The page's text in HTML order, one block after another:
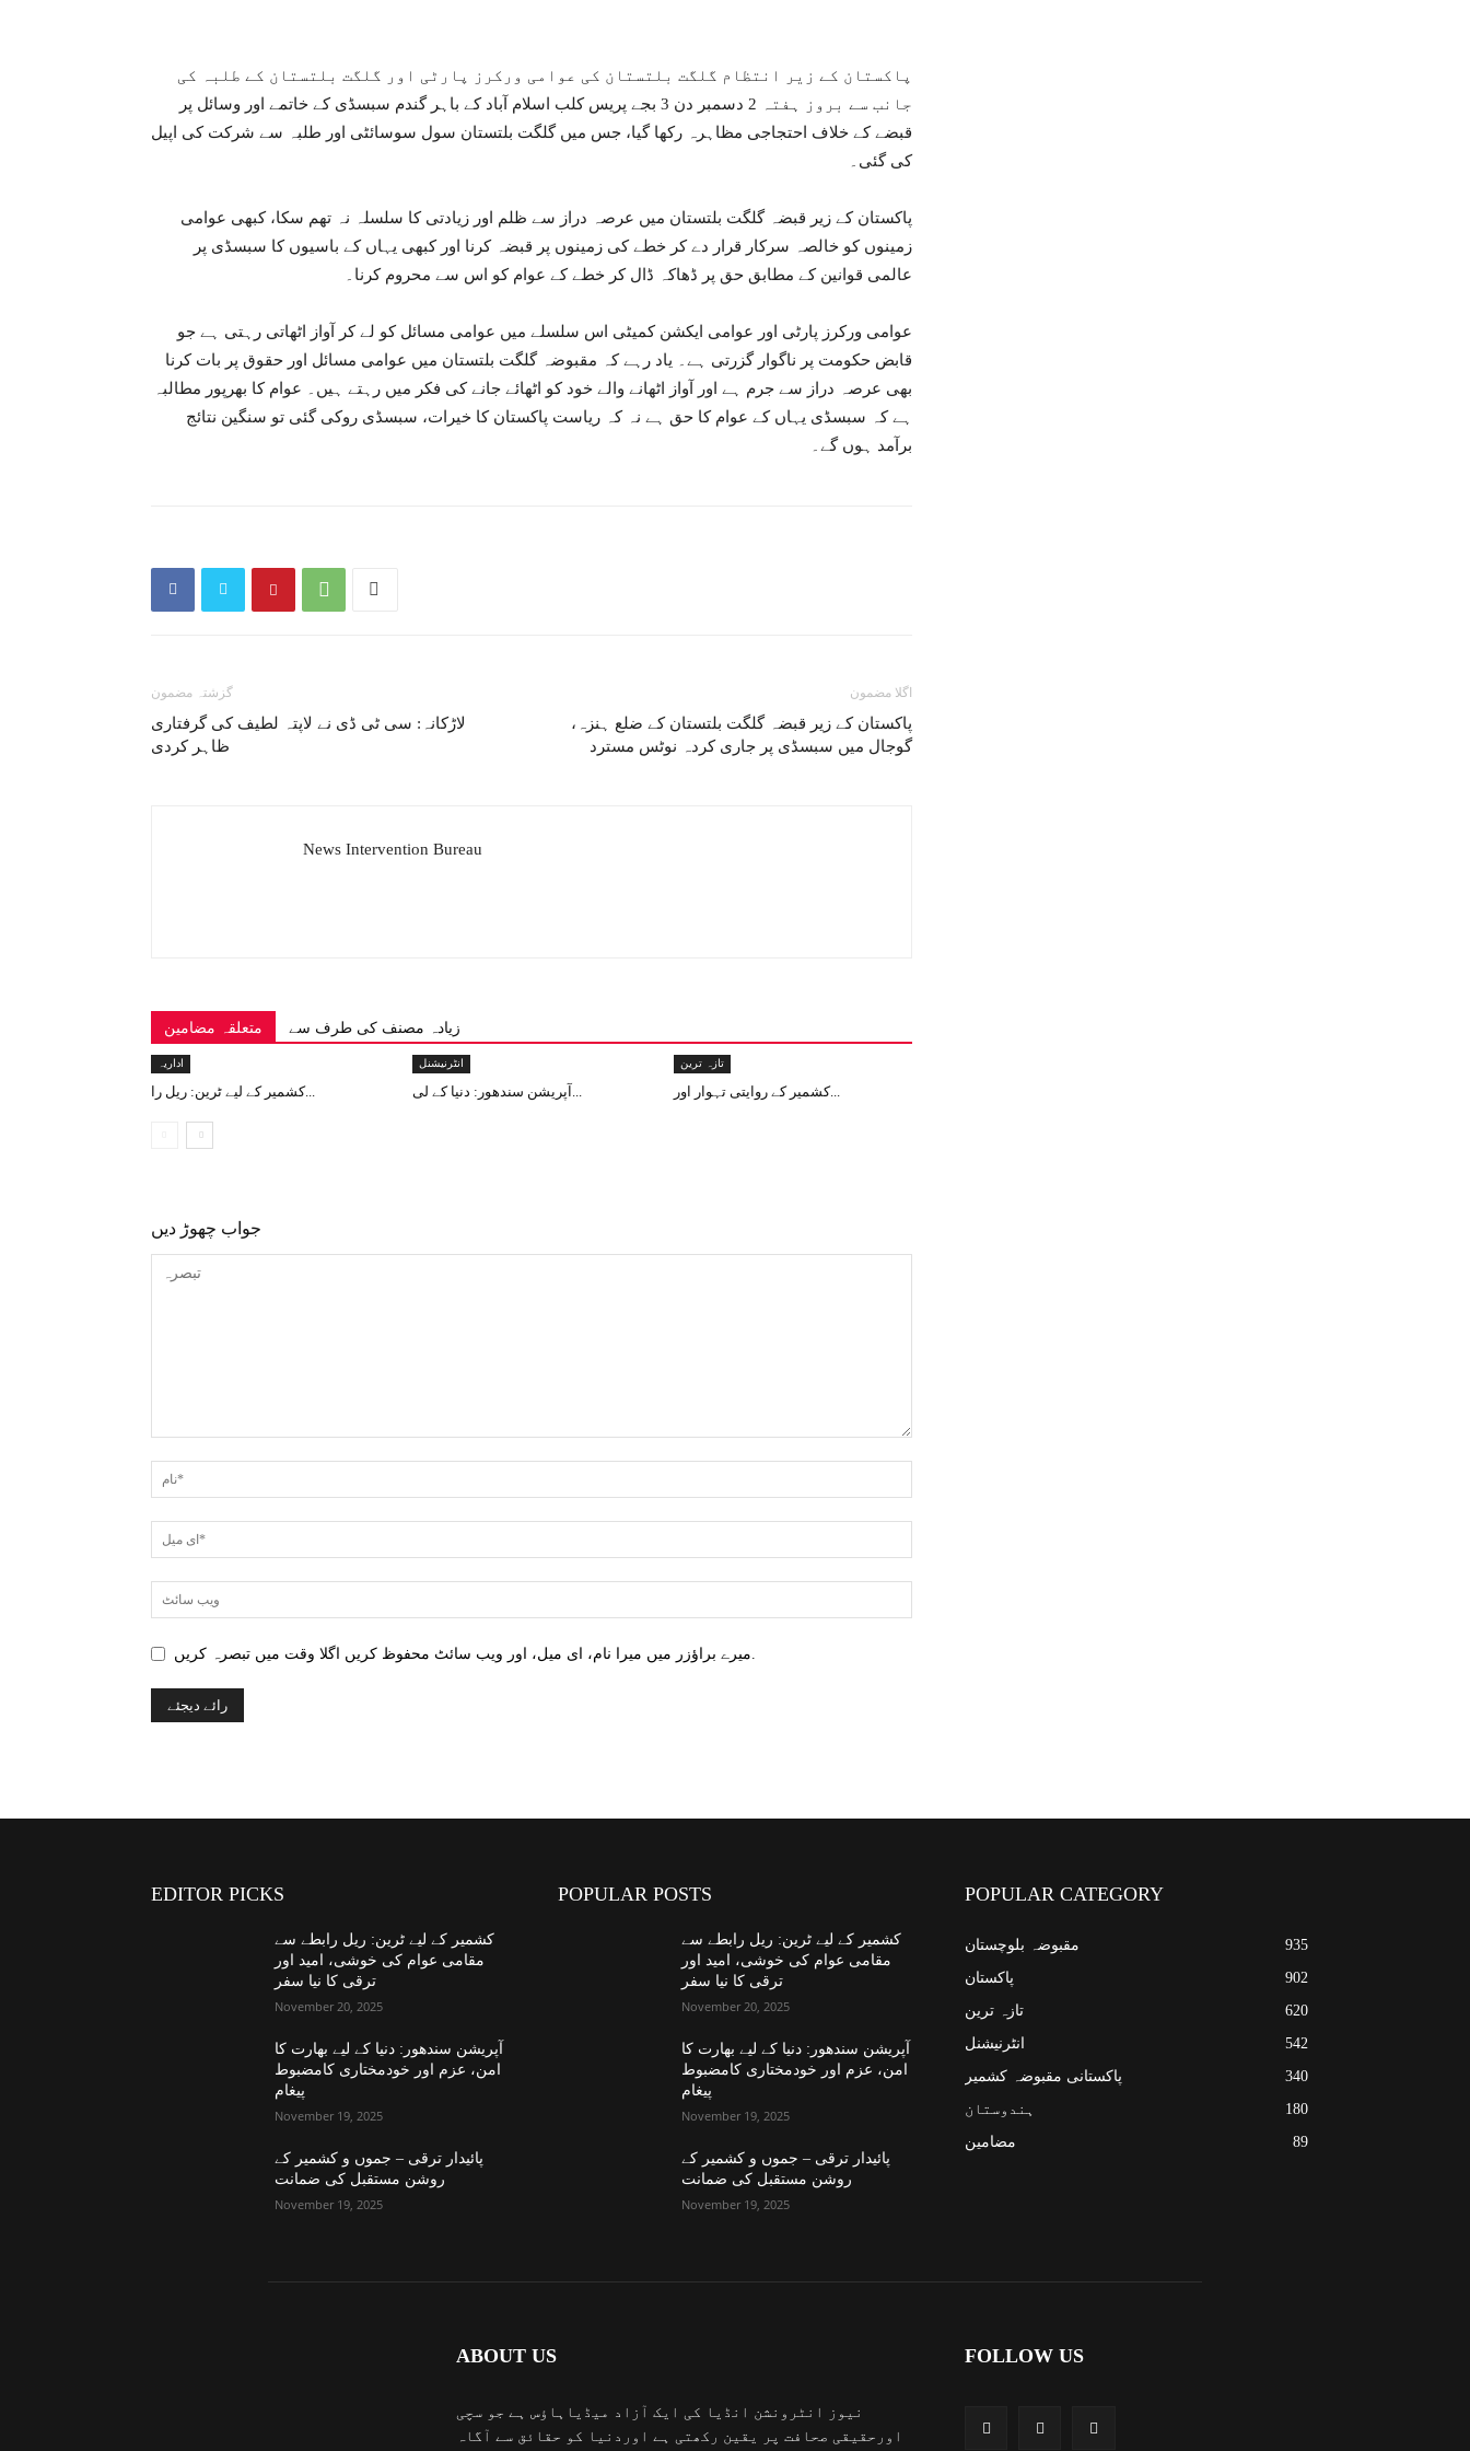
پاکستان کے زیر انتظام گلگت بلتستان کی عوامی ورکرز پارٹی اور گلگت بلتستان کے طلبہ کی
جانب سے بروز ہفتہ 2 دسمبر دن 3 بجے پریس کلب اسلام آباد کے باہر گندم سبسڈی کے خاتمے اور وسائل پر
قبضے کے خلاف احتجاجی مظاہرہ رکھا گیا، جس میں گلگت بلتستان سول سوسائٹی اور طلبہ سے شرکت کی اپیل
کی گئی۔
پاکستان کے زیر قبضہ گلگت بلتستان میں عرصہ دراز سے ظلم اور زیادتی کا سلسلہ نہ تھم سکا، کبھی عوامی
زمینوں کو خالصہ سرکار قرار دے کر خطے کی زمینوں پر قبضہ کرنا اور کبھی یہاں کے باسیوں کا سبسڈی پر
عالمی قوانین کے مطابق حق پر ڈھاکہ ڈال کر خطے کے عوام کو اس سے محروم کرنا۔
عوامی ورکرز پارٹی اور عوامی ایکشن کمیٹی اس سلسلے میں عوامی مسائل کو لے کر آواز اٹھاتی رہتی ہے جو
قابض حکومت پر ناگوار گزرتی ہے۔ یاد رہے کہ مقبوضہ گلگت بلتستان میں عوامی مسائل اور حقوق پر بات کرنا
بھی عرصہ دراز سے جرم ہے اور آواز اٹھانے والے خود کو اٹھائے جانے کی فکر میں رہتے ہیں۔ عوام کا بھرپور مطالبہ
ہے کہ سبسڈی یہاں کے عوام کا حق ہے نہ کہ ریاست پاکستان کا خیرات، سبسڈی روکی گئی تو سنگین نتائج
برآمد ہوں گے۔
گزشتہ مضمون
لاڑکانہ: سی ٹی ڈی نے لاپتہ لطیف کی گرفتاری
ظاہر کردی
اگلا مضمون
پاکستان کے زیر قبضہ گلگت بلتستان کے ضلع ہنزہ،
گوجال میں سبسڈی پر جاری کردہ نوٹس مسترد
News Intervention Bureau
متعلقہ مضامین زیادہ مصنف کی طرف سے
اداریہ
کشمیر کے لیے ٹرین: ریل را...
انٹرنیشنل
آپریشن سندھور: دنیا کے لی...
تازہ ترین
کشمیر کے روایتی تہوار اور...
جواب چھوڑ دیں
میرے براؤزر میں میرا نام، ای میل، اور ویب سائٹ محفوظ کریں اگلا وقت میں تبصرہ کریں.
EDITOR PICKS
کشمیر کے لیے ٹرین: ریل رابطے سے
مقامی عوام کی خوشی، امید اور
ترقی کا نیا سفر
November 20, 2025
آپریشن سندھور: دنیا کے لیے بھارت کا
امن، عزم اور خودمختاری کامضبوط
پیغام
November 19, 2025
پائیدار ترقی – جموں و کشمیر کے
روشن مستقبل کی ضمانت
November 19, 2025
POPULAR POSTS
کشمیر کے لیے ٹرین: ریل رابطے سے
مقامی عوام کی خوشی، امید اور
ترقی کا نیا سفر
November 20, 2025
آپریشن سندھور: دنیا کے لیے بھارت کا
امن، عزم اور خودمختاری کامضبوط
پیغام
November 19, 2025
پائیدار ترقی – جموں و کشمیر کے
روشن مستقبل کی ضمانت
November 19, 2025
POPULAR CATEGORY
مقبوضہ بلوچستان
935
پاکستان
902
تازہ ترین
620
انٹرنیشنل
542
پاکستانی مقبوضہ کشمیر
340
ہندوستان
180
مضامین
89
ABOUT US
نیوز انٹرونشن انڈیا کی ایک آزاد میڈیاہاؤس ہے جو سچی
اورحقیقی صحافت پر یقین رکھتی ہے اوردنیا کو حقائق سے آگاہ
FOLLOW US